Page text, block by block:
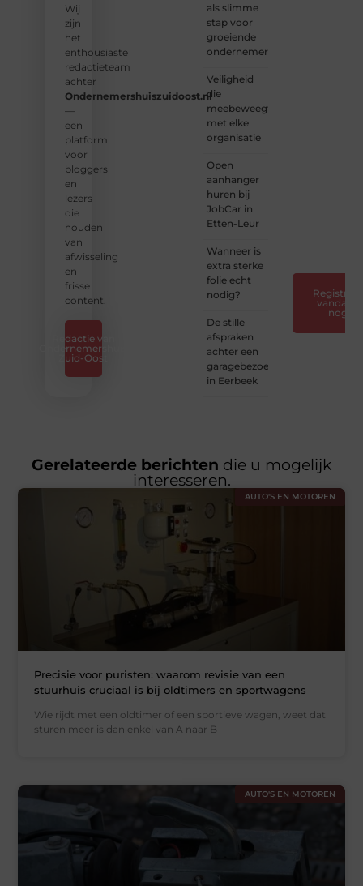
Wij
zijn
het
enthousiaste
redactieteam
achter
Ondernemershuiszuidoost.nl
—
een
platform
voor
bloggers
en
lezers
die
houden
van
afwisseling
en
frisse
content.
Redactie van
Ondernemershuis
Zuid-Oost
als slimme
stap voor
groeiende
ondernemers
Veiligheid
die
meebeweegt
met elke
organisatie
Open
aanhanger
huren bij
JobCar in
Etten-Leur
Wanneer is
extra sterke
folie echt
nodig?
De stille
afspraken
achter een
garagebezoek
in Eerbeek
Registreer
vandaag
nog
Gerelateerde berichten die u mogelijk
interesseren.
AUTO'S EN MOTOREN
Precisie voor puristen: waarom revisie van een
stuurhuis cruciaal is bij oldtimers en sportwagens
Wie rijdt met een oldtimer of een sportieve wagen, weet dat
sturen meer is dan enkel van A naar B
AUTO'S EN MOTOREN